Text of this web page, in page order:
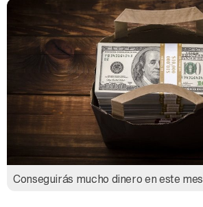
Conseguirás mucho dinero en este mes